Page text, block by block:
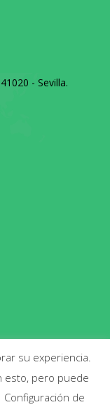
- Sevilla.
su experiencia.
esto, pero puede
Configuración de